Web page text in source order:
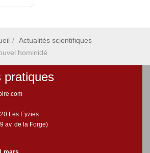
Actualités scientifiques
hominidé
pratiques
Les Eyzies
av. de la Forge)